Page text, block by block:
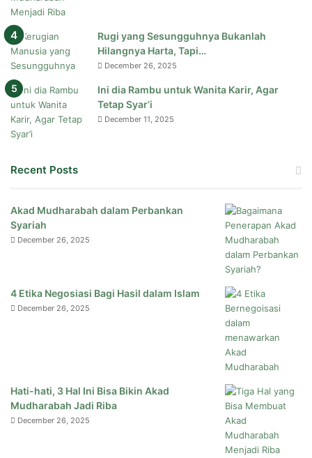
Rugi yang Sesungguhnya Bukanlah
Hilangnya Harta, Tapi…
December 26, 2025
Ini dia Rambu untuk Wanita Karir, Agar
Tetap Syar’i
December 11, 2025
Recent Posts
Akad Mudharabah dalam Perbankan
Syariah
December 26, 2025
4 Etika Negosiasi Bagi Hasil dalam Islam
December 26, 2025
Hati-hati, 3 Hal Ini Bisa Bikin Akad
Mudharabah Jadi Riba
December 26, 2025